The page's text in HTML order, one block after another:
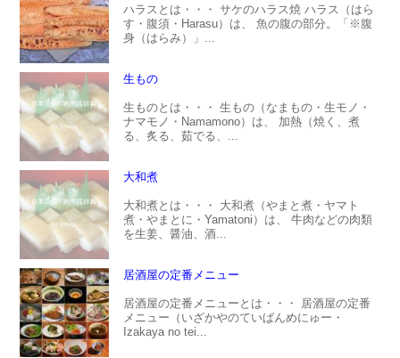
ハラスとは・・・ サケのハラス焼 ハラス（はら
す・腹須・Harasu）は、 魚の腹の部分。「※腹
身（はらみ）」...
生もの
生ものとは・・・ 生もの（なまもの・生モノ・
ナマモノ・Namamono）は、 加熱（焼く、煮
る、炙る、茹でる、...
大和煮
大和煮とは・・・ 大和煮（やまと煮・ヤマト
煮・やまとに・Yamatoni）は、 牛肉などの肉類
を生姜、醤油、酒...
居酒屋の定番メニュー
居酒屋の定番メニューとは・・・ 居酒屋の定番
メニュー（いざかやのていばんめにゅー・
Izakaya no tei...